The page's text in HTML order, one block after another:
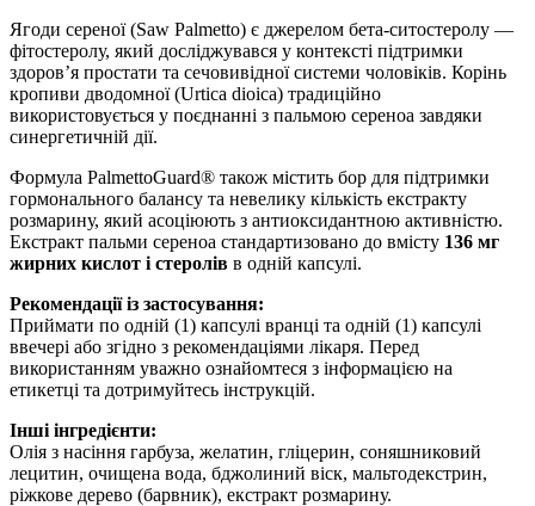
Ягоди сереної (Saw Palmetto) є джерелом бета-ситостеролу —
фітостеролу, який досліджувався у контексті підтримки
здоров’я простати та сечовивідної системи чоловіків. Корінь
кропиви дводомної (Urtica dioica) традиційно
використовується у поєднанні з пальмою сереноа завдяки
синергетичній дії.
Формула PalmettoGuard® також містить бор для підтримки
гормонального балансу та невелику кількість екстракту
розмарину, який асоціюють з антиоксидантною активністю.
Екстракт пальми сереноа стандартизовано до вмісту 136 мг
жирних кислот і стеролів в одній капсулі.
Рекомендації із застосування:
Приймати по одній (1) капсулі вранці та одній (1) капсулі
ввечері або згідно з рекомендаціями лікаря. Перед
використанням уважно ознайомтеся з інформацією на
етикетці та дотримуйтесь інструкцій.
Інші інгредієнти:
Олія з насіння гарбуза, желатин, гліцерин, соняшниковий
лецитин, очищена вода, бджолиний віск, мальтодекстрин,
ріжкове дерево (барвник), екстракт розмарину.